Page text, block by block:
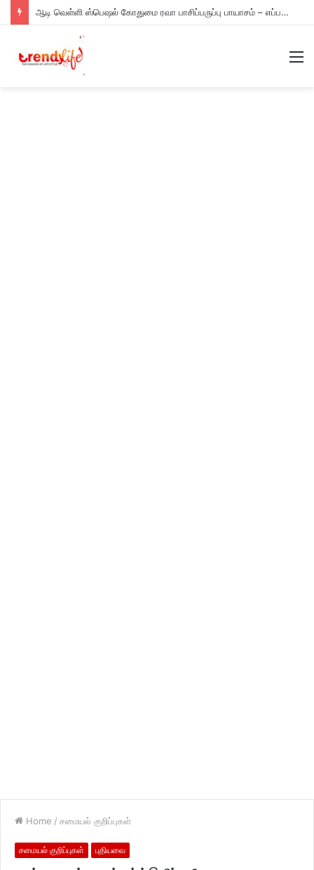
ஆடி வெள்ளி ஸ்பெஷல் கோதுமை ரவா பாசிப்பருப்பு பாயாசம் – எப்படி செய்யணும் தெரியுமா?
Home / சமையல் குறிப்புகள்
சமையல் குறிப்புகள் புதியவை